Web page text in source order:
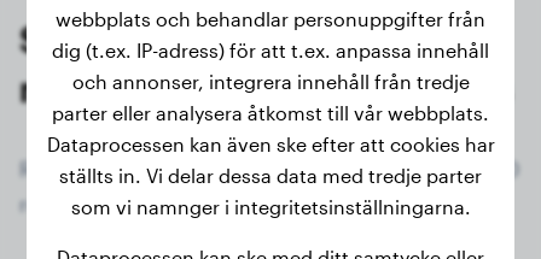
Senaste vägningarna av
registrerade ägare av Pekinés
Registrera dig nu gratis och få tillgång till alla 30
registrerade hundar av rasen Pekinés!
webbplats och behandlar personuppgifter från
dig (t.ex. IP-adress) för att t.ex. anpassa innehåll
och annonser, integrera innehåll från tredje
parter eller analysera åtkomst till vår webbplats.
Dataprocessen kan även ske efter att cookies har
ställts in. Vi delar dessa data med tredje parter
som vi namnger i integritetsinställningarna.